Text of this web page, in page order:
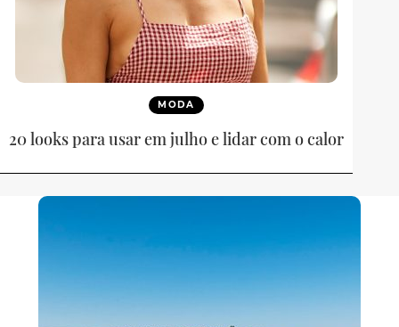
MODA
20 looks para usar em julho e lidar com o calor